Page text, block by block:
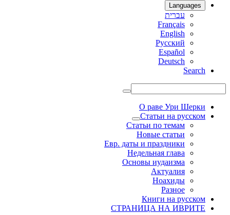
Languages
עברית
Français
English
Русский
Español
Deutsch
Search
О раве Ури Шерки
Статьи на русском
Статьи по темам
Новые статьи
Евр. даты и праздники
Недельная глава
Основы иудаизма
Актуалия
Ноахиды
Разное
Книги на русском
СТРАНИЦА НА ИВРИТЕ